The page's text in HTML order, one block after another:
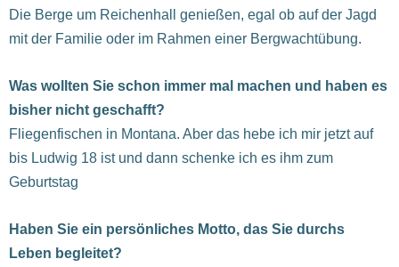
Die Berge um Reichenhall genießen, egal ob auf der Jagd
mit der Familie oder im Rahmen einer Bergwachtübung.
Was wollten Sie schon immer mal machen und haben es
bisher nicht geschafft?
Fliegenfischen in Montana. Aber das hebe ich mir jetzt auf
bis Ludwig 18 ist und dann schenke ich es ihm zum
Geburtstag
Haben Sie ein persönliches Motto, das Sie durchs
Leben begleitet?